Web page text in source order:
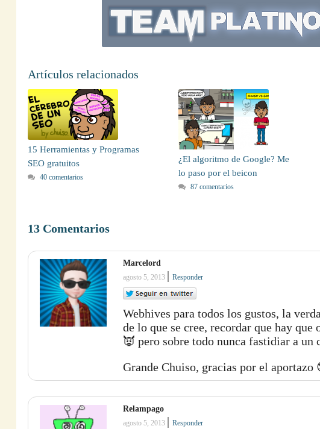
Artículos relacionados
15 Herramientas y Programas
SEO gratuitos
40 comentarios
¿El algoritmo de Google? Me
lo paso por el beicon
87 comentarios
13 Comentarios
Marcelord
agosto 5, 2013 |Responder
Webhives para todos los gustos, la
de lo que se cree, recordar que hay
👿 pero sobre todo nunca fastidiar a un
Grande Chuiso, gracias por el aportazo
Relampago
agosto 5, 2013 |Responder